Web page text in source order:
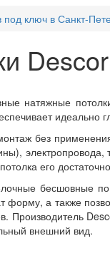
ключ в Санкт-
Descor
натяжные
идеально
без
его
бесшовные
а также
Производитель
внешний вид.